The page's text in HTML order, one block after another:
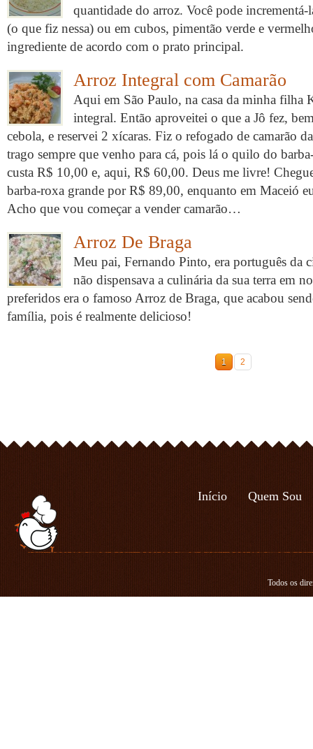
quantidade do arroz. Você pode
(o que fiz nessa) ou em cubos, pimentão verde e
ingrediente de acordo com o prato principal.
Arroz Integral com Camarão
Aqui em São Paulo, na casa da minha filha
integral. Então aproveitei o que a Jô fez,
cebola, e reservei 2 xícaras. Fiz o refogado de camarão
trago sempre que venho para cá, pois lá o quilo do
custa R$ 10,00 e, aqui, R$ 60,00. Deus me livre!
barba-roxa grande por R$ 89,00, enquanto em Maceió
Acho que vou começar a vender camarão…
Arroz De Braga
Meu pai, Fernando Pinto, era português da
não dispensava a culinária da sua terra em
preferidos era o famoso Arroz de Braga, que acabou
família, pois é realmente delicioso!
1 2
Início Quem Sou
Todos os